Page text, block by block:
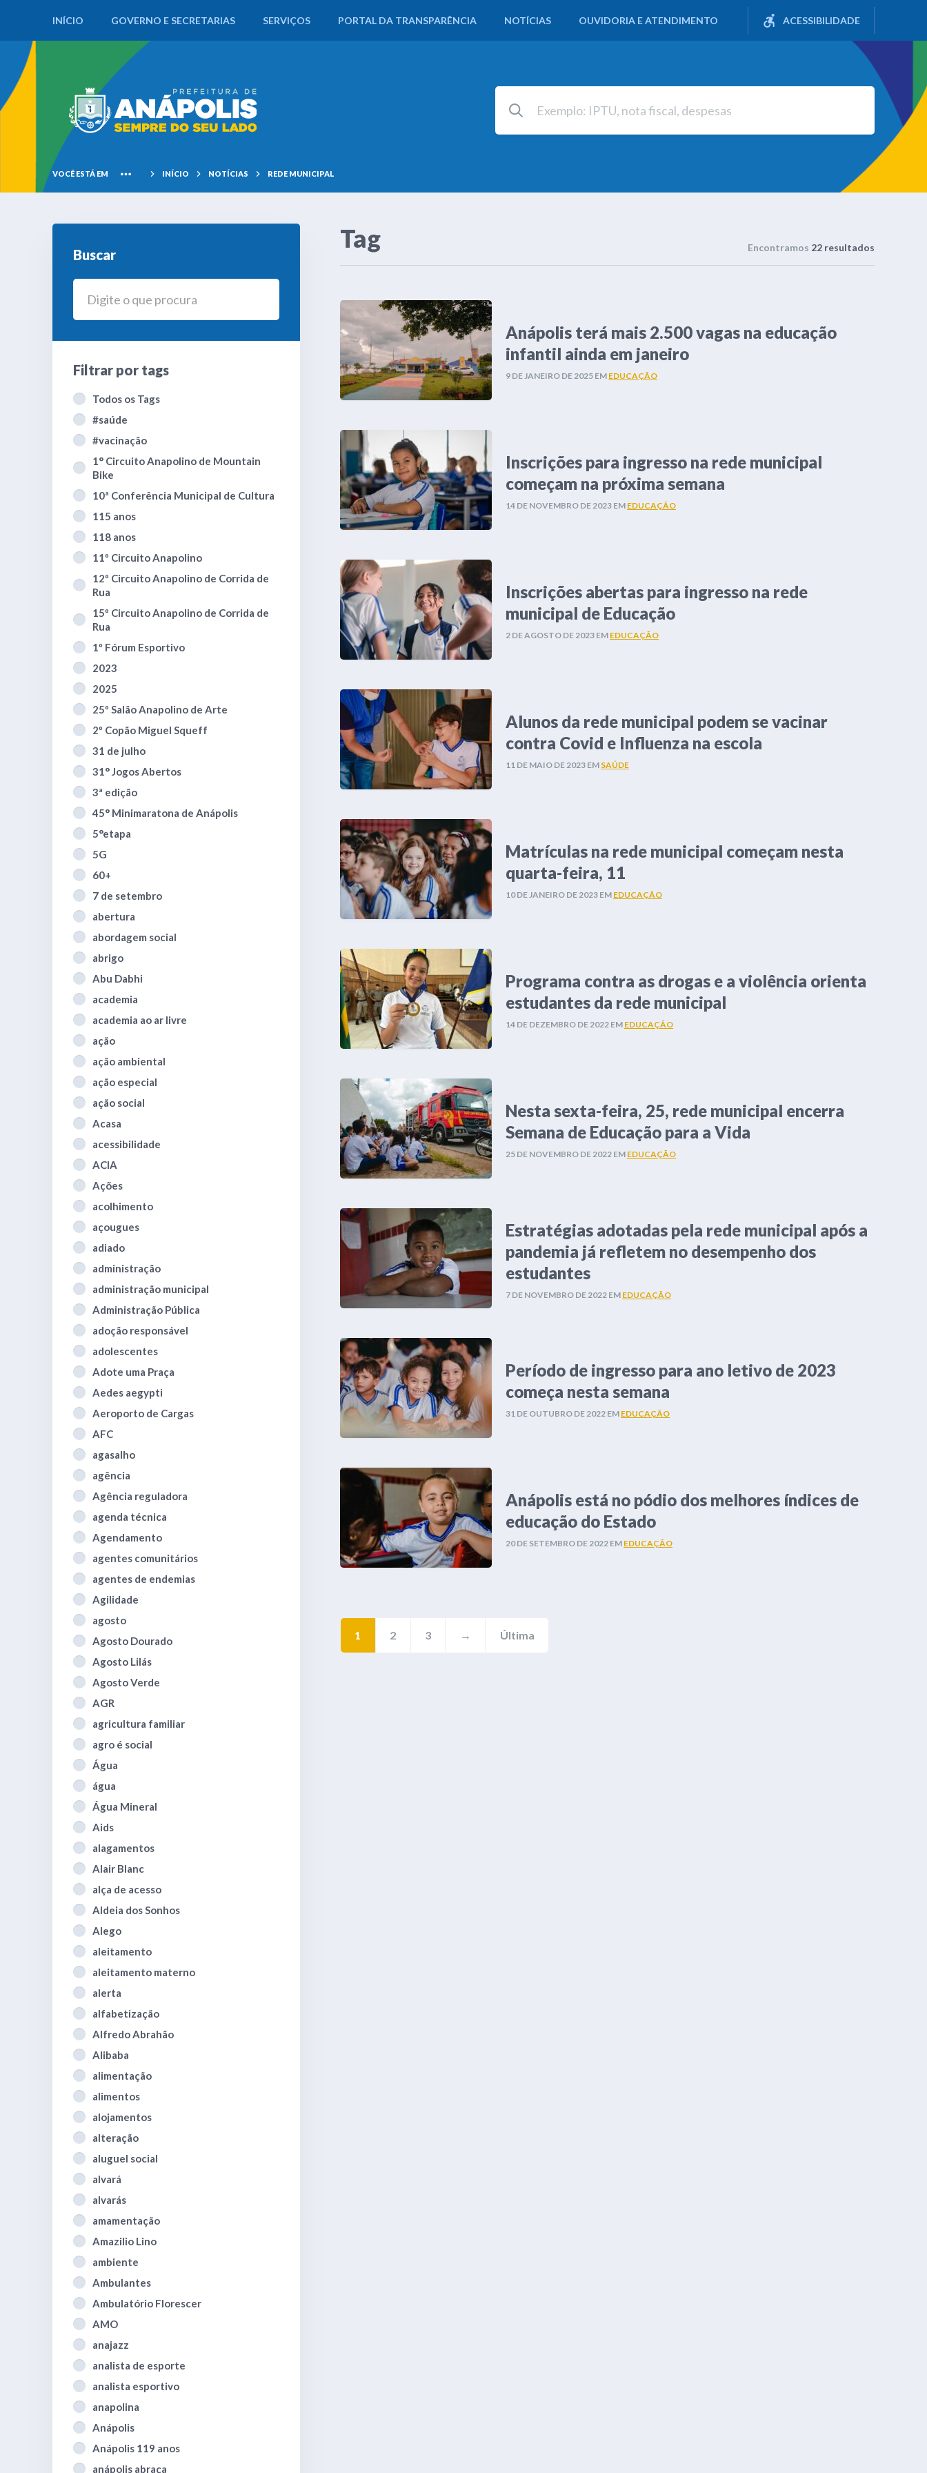
INÍCIO GOVERNO E SECRETARIAS SERVIÇOS PORTAL DA TRANSPARÊNCIA NOTÍCIAS OUVIDORIA E ATENDIMENTO ACESSIBILIDADE
VOCÊ ESTÁ EM INÍCIO NOTÍCIAS REDE MUNICIPAL
Buscar
Filtrar por tags
Todos os Tags
#saúde
#vacinação
1° Circuito Anapolino de Mountain
Bike
10ª Conferência Municipal de Cultura
115 anos
118 anos
11º Circuito Anapolino
12º Circuito Anapolino de Corrida de
Rua
15º Circuito Anapolino de Corrida de
Rua
1º Fórum Esportivo
2023
2025
25º Salão Anapolino de Arte
2º Copão Miguel Squeff
31 de julho
31° Jogos Abertos
3ª edição
45° Minimaratona de Anápolis
5°etapa
5G
60+
7 de setembro
abertura
abordagem social
abrigo
Abu Dabhi
academia
academia ao ar livre
ação
ação ambiental
ação especial
ação social
Acasa
acessibilidade
ACIA
Ações
acolhimento
açougues
adiado
administração
administração municipal
Administração Pública
adoção responsável
adolescentes
Adote uma Praça
Aedes aegypti
Aeroporto de Cargas
AFC
agasalho
agência
Agência reguladora
agenda técnica
Agendamento
agentes comunitários
agentes de endemias
Agilidade
agosto
Agosto Dourado
Agosto Lilás
Agosto Verde
AGR
agricultura familiar
agro é social
Água
água
Água Mineral
Aids
alagamentos
Alair Blanc
alça de acesso
Aldeia dos Sonhos
Alego
aleitamento
aleitamento materno
alerta
alfabetização
Alfredo Abrahão
Alibaba
alimentação
alimentos
alojamentos
alteração
aluguel social
alvará
alvarás
amamentação
Amazilio Lino
ambiente
Ambulantes
Ambulatório Florescer
AMO
anajazz
analista de esporte
analista esportivo
anapolina
Anápolis
Anápolis 119 anos
anápolis abraça
Tag Encontramos 22 resultados
Anápolis terá mais 2.500 vagas na educação
infantil ainda em janeiro
9 DE JANEIRO DE 2025 EM EDUCAÇÃO
Inscrições para ingresso na rede municipal
começam na próxima semana
14 DE NOVEMBRO DE 2023 EM EDUCAÇÃO
Inscrições abertas para ingresso na rede
municipal de Educação
2 DE AGOSTO DE 2023 EM EDUCAÇÃO
Alunos da rede municipal podem se vacinar
contra Covid e Influenza na escola
11 DE MAIO DE 2023 EM SAÚDE
Matrículas na rede municipal começam nesta
quarta-feira, 11
10 DE JANEIRO DE 2023 EM EDUCAÇÃO
Programa contra as drogas e a violência orienta
estudantes da rede municipal
14 DE DEZEMBRO DE 2022 EM EDUCAÇÃO
Nesta sexta-feira, 25, rede municipal encerra
Semana de Educação para a Vida
25 DE NOVEMBRO DE 2022 EM EDUCAÇÃO
Estratégias adotadas pela rede municipal após a
pandemia já refletem no desempenho dos
estudantes
7 DE NOVEMBRO DE 2022 EM EDUCAÇÃO
Período de ingresso para ano letivo de 2023
começa nesta semana
31 DE OUTUBRO DE 2022 EM EDUCAÇÃO
Anápolis está no pódio dos melhores índices de
educação do Estado
20 DE SETEMBRO DE 2022 EM EDUCAÇÃO
1 2 3 → Última